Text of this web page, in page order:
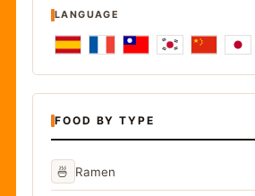
LANGUAGE
FOOD BY TYPE
🍜 Ramen